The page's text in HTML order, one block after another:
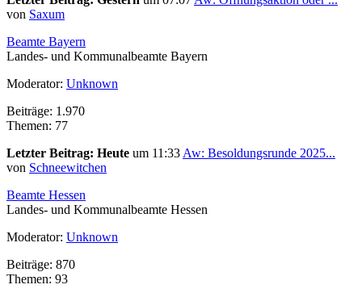
von Saxum
Beamte Bayern
Landes- und Kommunalbeamte Bayern
Moderator: Unknown
Beiträge: 1.970
Themen: 77
Letzter Beitrag: Heute um 11:33 Aw: Besoldungsrunde 2025...
von Schneewitchen
Beamte Hessen
Landes- und Kommunalbeamte Hessen
Moderator: Unknown
Beiträge: 870
Themen: 93